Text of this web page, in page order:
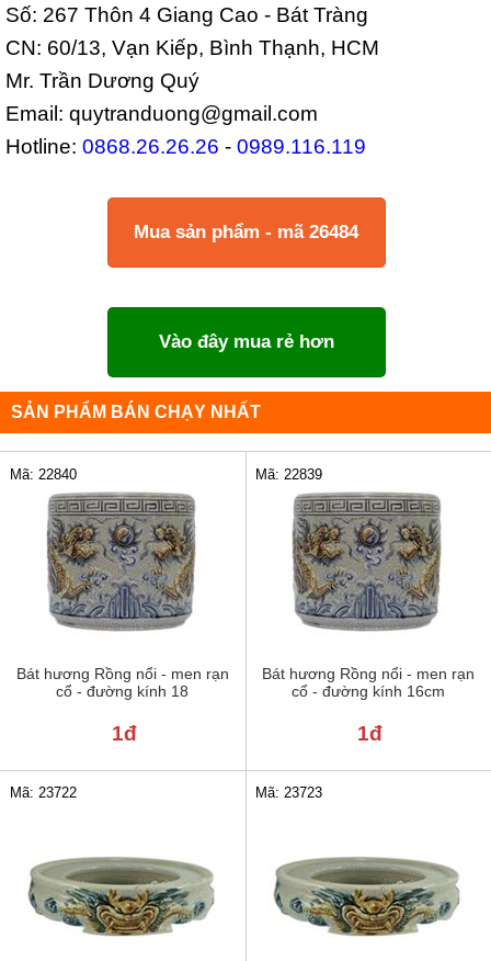
Số: 267 Thôn 4 Giang Cao - Bát Tràng
CN: 60/13, Vạn Kiếp, Bình Thạnh, HCM
Mr. Trần Dương Quý
Email: quytranduong@gmail.com
Hotline: 0868.26.26.26 - 0989.116.119
Mua sản phẩm - mã 26484
Vào đây mua rẻ hơn
SẢN PHẨM BÁN CHẠY NHẤT
Bát hương Rồng nổi - men rạn
cổ - đường kính 18
Mã: 22840
1đ
Bát hương Rồng nổi - men rạn
cổ - đường kính 16cm
Mã: 22839
1đ
Mã: 23722 Mã: 23723